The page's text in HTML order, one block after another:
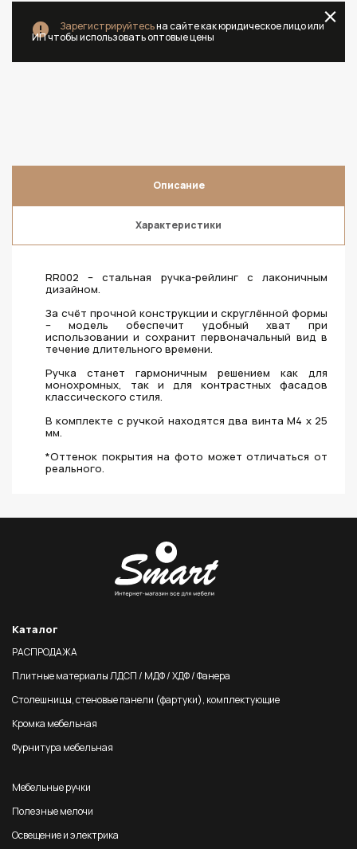
Зарегистрируйтесьна сайте как юридическое лицо или
ИП чтобы использовать оптовые цены
Описание
Характеристики
RR002 – стальная ручка-рейлинг с лаконичным
дизайном.
За счёт прочной конструкции и скруглённой формы
– модель обеспечит удобный хват при
использовании и сохранит первоначальный вид в
течение длительного времени.
Ручка станет гармоничным решением как для
монохромных, так и для контрастных фасадов
классического стиля.
В комплекте с ручкой находятся два винта M4 x 25
мм.
*Оттенок покрытия на фото может отличаться от
реального.
Каталог
РАСПРОДАЖА
Плитные материалы ЛДСП / МДФ / ХДФ / Фанера
Столешницы, стеновые панели (фартуки), комплектующие
Кромка мебельная
Фурнитура мебельная
Мебельные ручки
Полезные мелочи
Освещение и электрика